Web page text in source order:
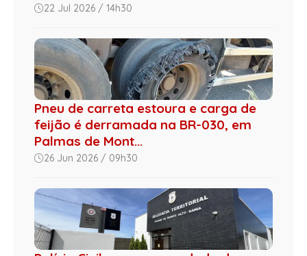
22 Jul 2026 / 14h30
Pneu de carreta estoura e carga de
feijão é derramada na BR-030, em
Palmas de Mont...
26 Jun 2026 / 09h30